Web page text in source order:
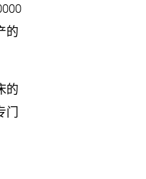
的
的
门